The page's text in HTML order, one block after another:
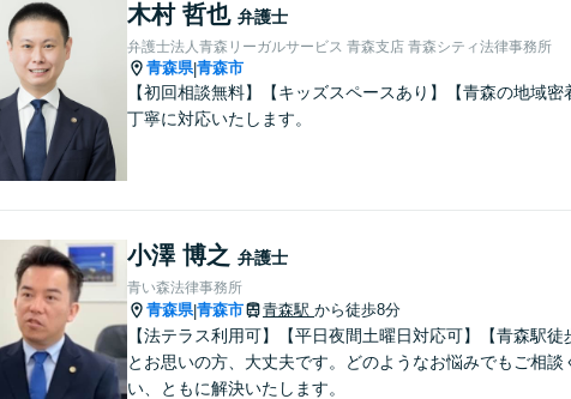
木村 哲也 弁護士
弁護士法人青森リーガルサービス 青森支店 青森シティ法律事務所
青森県|青森市
【初回相談無料】【キッズスペースあり】【青森の地域
丁寧に対応いたします。
小澤 博之 弁護士
青い森法律事務所
青森県|青森市 青森駅 から徒歩8分
【法テラス利用可】【平日夜間土曜日対応可】【青森駅
とお思いの方、大丈夫です。どのようなお悩みでもご相
い、ともに解決いたします。